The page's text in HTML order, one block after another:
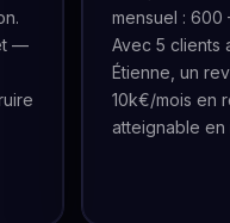
—
mensuel : 600
Avec 5 clients
Étienne, un
10k€/mois en
atteignable en